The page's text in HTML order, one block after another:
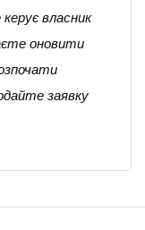
власник
оновити
заявку